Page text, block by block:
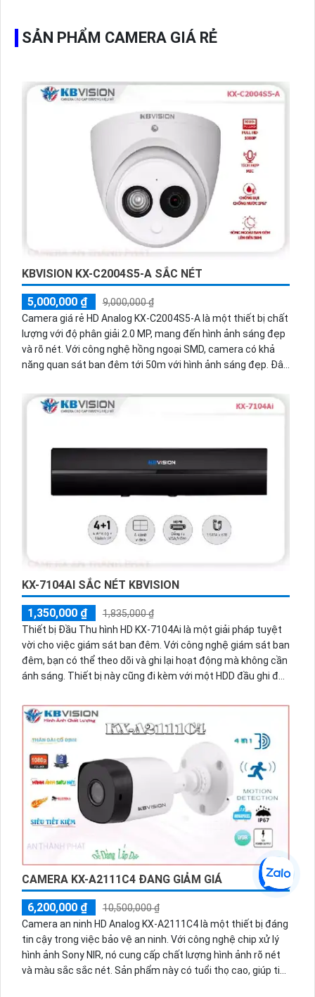
SẢN PHẨM CAMERA GIÁ RẺ
KBVISION KX-C2004S5-A SẮC NÉT
5,000,000 ₫
9,000,000 ₫
Camera giá rẻ HD Analog KX-C2004S5-A là một thiết bị chất
lượng với độ phân giải 2.0 MP, mang đến hình ảnh sáng đẹp
và rõ nét. Với công nghệ hồng ngoại SMD, camera có khả
năng quan sát ban đêm tới 50m với hình ảnh sáng đẹp. Đây
và căn hộ. Thiết kế dome kim loại chuyên dụng cho quan
sát đêm, camera có thể truyền tải hình ảnh trên nhiều công
KX-7104AI SẮC NÉT KBVISION
1,350,000 ₫
1,835,000 ₫
Thiết bị Đầu Thu hình HD KX-7104Ai là một giải pháp tuyệt
vời cho việc giám sát ban đêm. Với công nghệ giám sát ban
đêm, bạn có thể theo dõi và ghi lại hoạt động mà không cần
ánh sáng. Thiết bị này cũng đi kèm với một HDD đầu ghi để
công nghệ mới nhất AHD CVI TVI BCS, đảm bảo sự ổn định
và chất lượng hình ảnh tốt. Chức năng ưu việt công nghệ AI
giúp cho dự án chuyên dụng của bạn trở nên hiệu quả hơn.
Thêm vào đó, máy còn hỗ trợ camera IP siêu tiết kiệm
băng thông với các chuẩn nén H.265+/H.265/H.264+/H.264.
Thích hợp sử dụng cho gia đình và cửa hàng.
CAMERA KX-A2111C4 ĐANG GIẢM GIÁ
6,200,000 ₫
10,500,000 ₫
Camera an ninh HD Analog KX-A2111C4 là một thiết bị đáng
tin cậy trong việc bảo vệ an ninh. Với công nghệ chip xử lý
hình ảnh Sony NIR, nó cung cấp chất lượng hình ảnh rõ nét
và màu sắc sắc nét. Sản phẩm này có tuổi thọ cao, giúp tiết